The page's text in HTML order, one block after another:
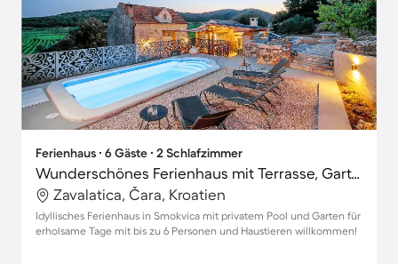
Ferienhaus ∙ 6 Gäste ∙ 2 Schlafzimmer
Wunderschönes Ferienhaus mit Terrasse, Garten und privatem Pool | Naturblick | Haustiere erlaubt
Zavalatica, Čara, Kroatien
Idyllisches Ferienhaus in Smokvica mit privatem Pool und Garten für
erholsame Tage mit bis zu 6 Personen und Haustieren willkommen!